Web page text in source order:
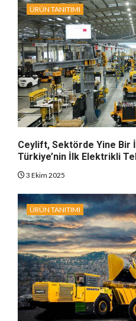
ÜRÜN TANITIMI
Ceylift, Sektörde Yine Bir
Türkiye’nin İlk Elektrikli
3 Ekim 2025
ÜRÜN TANITIMI